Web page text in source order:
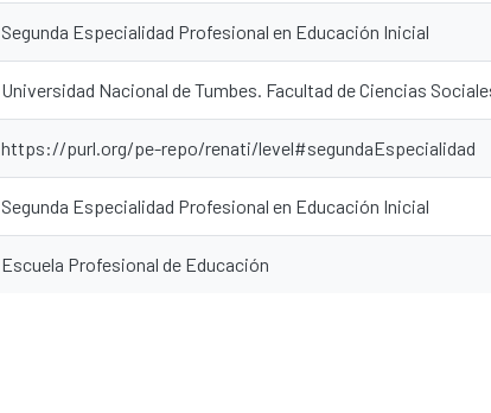
Segunda Especialidad Profesional en Educación Inicial
Universidad Nacional de Tumbes. Facultad de Ciencias
https://purl.org/pe-repo/renati/level#segundaEspecialidad
Segunda Especialidad Profesional en Educación Inicial
Escuela Profesional de Educación